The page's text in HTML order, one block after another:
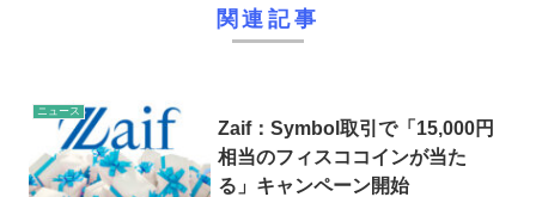
関連記事
ニュース
Zaif：Symbol取引で「15,000円
相当のフィスココインが当た
る」キャンペーン開始